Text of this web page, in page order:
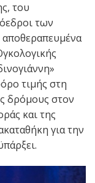
του
των
τιμής στη
δρόμους στον
και της
για την